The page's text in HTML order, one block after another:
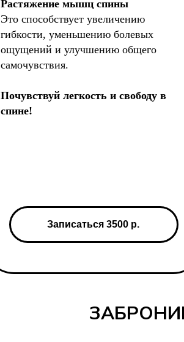
Растяжение мышц спины
Это способствует увеличению
гибкости, уменьшению болевых
ощущений и улучшению общего
самочувствия.
Почувствуй легкость и свободу в
спине!
Записаться 3500 р.